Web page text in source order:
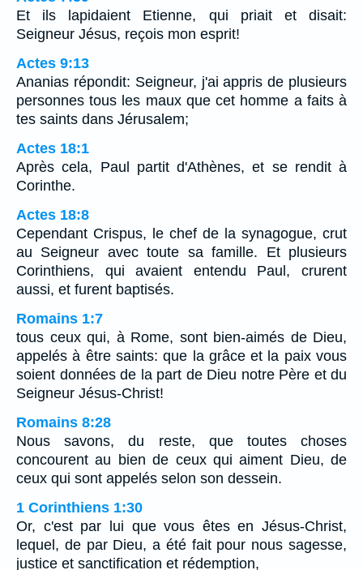
Et ils lapidaient Etienne, qui priait et disait:
Seigneur Jésus, reçois mon esprit!
Actes 9:13
Ananias répondit: Seigneur, j'ai appris de plusieurs
personnes tous les maux que cet homme a faits à
tes saints dans Jérusalem;
Actes 18:1
Après cela, Paul partit d'Athènes, et se rendit à
Corinthe.
Actes 18:8
Cependant Crispus, le chef de la synagogue, crut
au Seigneur avec toute sa famille. Et plusieurs
Corinthiens, qui avaient entendu Paul, crurent
aussi, et furent baptisés.
Romains 1:7
tous ceux qui, à Rome, sont bien-aimés de Dieu,
appelés à être saints: que la grâce et la paix vous
soient données de la part de Dieu notre Père et du
Seigneur Jésus-Christ!
Romains 8:28
Nous savons, du reste, que toutes choses
concourent au bien de ceux qui aiment Dieu, de
ceux qui sont appelés selon son dessein.
1 Corinthiens 1:30
Or, c'est par lui que vous êtes en Jésus-Christ,
lequel, de par Dieu, a été fait pour nous sagesse,
justice et sanctification et rédemption,